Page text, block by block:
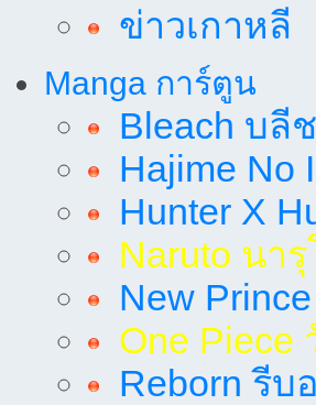
ข่าวเกาหลี
Manga การ์ตูน
Bleach บลีช
Hajime No
Hunter X
Naruto นารุ
New
One Piece
Reborn รีบ